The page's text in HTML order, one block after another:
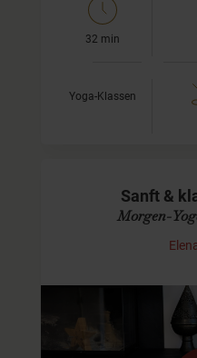
32 min
Yoga-Klassen
Sanft &
Morgen-
Einfacher,
Schritt für